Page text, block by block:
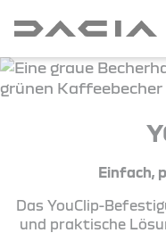
Einfach,
Das YouClip-
und praktische